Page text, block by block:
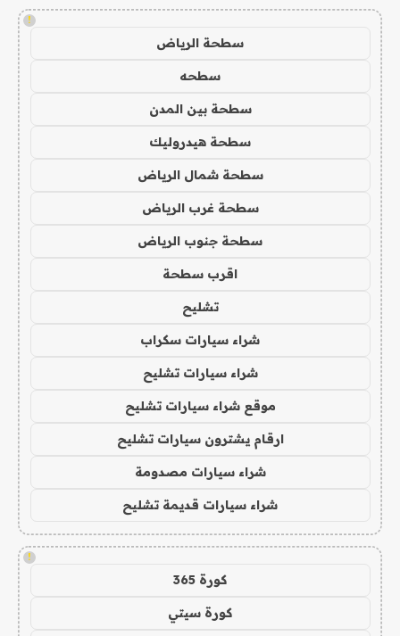
!
سطحة الرياض
سطحه
سطحة بين المدن
سطحة هيدروليك
سطحة شمال الرياض
سطحة غرب الرياض
سطحة جنوب الرياض
اقرب سطحة
تشليح
شراء سيارات سكراب
شراء سيارات تشليح
موقع شراء سيارات تشليح
ارقام يشترون سيارات تشليح
شراء سيارات مصدومة
شراء سيارات قديمة تشليح
!
كورة 365
كورة سيتي